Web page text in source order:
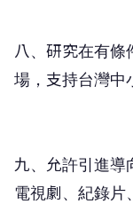
八、研究在有條
場，支持台灣中
九、允許引進導
電視劇、紀錄片